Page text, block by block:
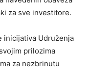
za sve investitore.
inicijativa Udruženja
prilozima
za nezbrinutu